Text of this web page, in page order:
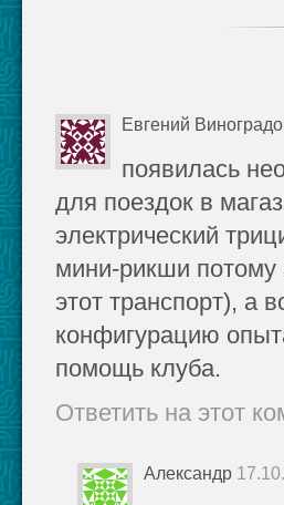
Евгений
появилась
для поездок в
электрический
мини-рикши потому
этот транспорт), а
конфигурацию
помощь клуба.
Ответить на этот
Александр